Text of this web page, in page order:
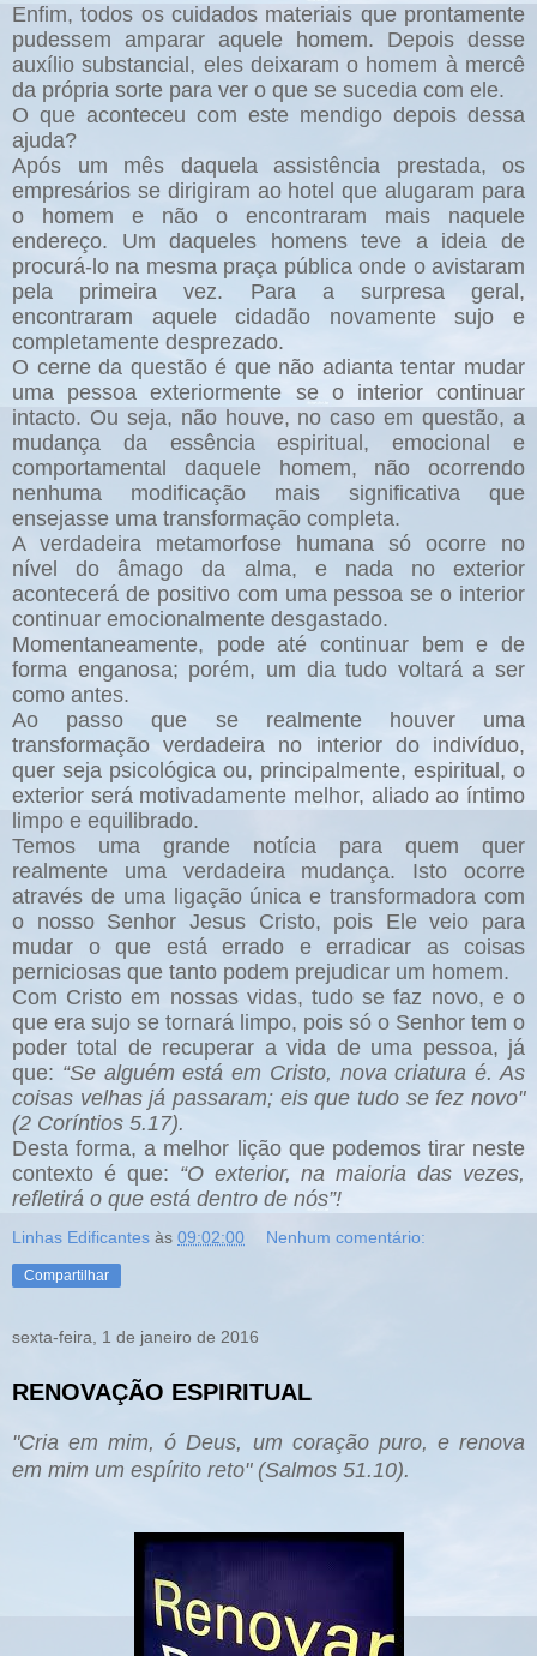
Enfim, todos os cuidados materiais que prontamente
pudessem amparar aquele homem. Depois desse
auxílio substancial, eles deixaram o homem à mercê
da própria sorte para ver o que se sucedia com ele.
O que aconteceu com este mendigo depois dessa
ajuda?
Após um mês daquela assistência prestada, os
empresários se dirigiram ao hotel que alugaram para
o homem e não o encontraram mais naquele
endereço. Um daqueles homens teve a ideia de
procurá-lo na mesma praça pública onde o avistaram
pela primeira vez. Para a surpresa geral,
encontraram aquele cidadão novamente sujo e
completamente desprezado.
O cerne da questão é que não adianta tentar mudar
uma pessoa exteriormente se o interior continuar
intacto. Ou seja, não houve, no caso em questão, a
mudança da essência espiritual, emocional e
comportamental daquele homem, não ocorrendo
nenhuma modificação mais significativa que
ensejasse uma transformação completa.
A verdadeira metamorfose humana só ocorre no
nível do âmago da alma, e nada no exterior
acontecerá de positivo com uma pessoa se o interior
continuar emocionalmente desgastado.
Momentaneamente, pode até continuar bem e de
forma enganosa; porém, um dia tudo voltará a ser
como antes.
Ao passo que se realmente houver uma
transformação verdadeira no interior do indivíduo,
quer seja psicológica ou, principalmente, espiritual, o
exterior será motivadamente melhor, aliado ao íntimo
limpo e equilibrado.
Temos uma grande notícia para quem quer
realmente uma verdadeira mudança. Isto ocorre
através de uma ligação única e transformadora com
o nosso Senhor Jesus Cristo, pois Ele veio para
mudar o que está errado e erradicar as coisas
perniciosas que tanto podem prejudicar um homem.
Com Cristo em nossas vidas, tudo se faz novo, e o
que era sujo se tornará limpo, pois só o Senhor tem o
poder total de recuperar a vida de uma pessoa, já
que: “Se alguém está em Cristo, nova criatura é. As
coisas velhas já passaram; eis que tudo se fez novo"
(2 Coríntios 5.17).
Desta forma, a melhor lição que podemos tirar neste
contexto é que: “O exterior, na maioria das vezes,
refletirá o que está dentro de nós”!
Linhas Edificantes às 09:02:00 Nenhum comentário:
Compartilhar
sexta-feira, 1 de janeiro de 2016
RENOVAÇÃO ESPIRITUAL
"Cria em mim, ó Deus, um coração puro, e renova
em mim um espírito reto" (Salmos 51.10).